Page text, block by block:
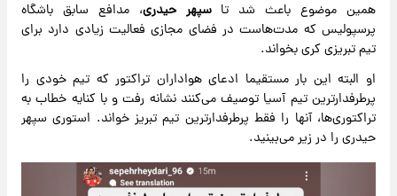
همین موضوع باعث شد تاسپهر حیدری، مدافع سابق باشگاه
پرسپولیس که مدت‌هاست در فضای مجازی فعالیت زیادی دارد برای
تیم تبریزی کری بخواند.
او البته این بار مستقیما ادعای هواداران تراکتور که تیم خودی را
پرطرفدارترین تیم آسیا توصیف می‌کنند نشانه رفت و با کنایه خطاب به
تراکتوری‌ها، آنها را فقط پرطرفدارترین تیم تبریز خواند. استوری سپهر
حیدری را در زیر می‌بینید.